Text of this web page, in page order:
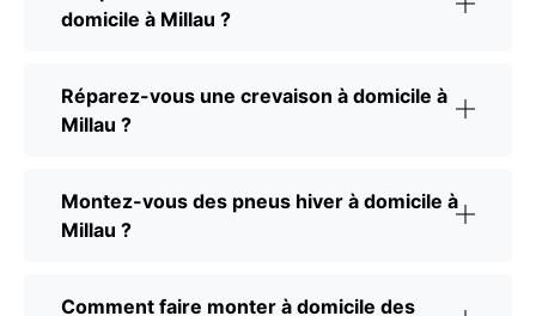
domicile à Millau ?
Réparez-vous une crevaison à domicile à
Millau ?
Montez-vous des pneus hiver à domicile à
Millau ?
Comment faire monter à domicile des